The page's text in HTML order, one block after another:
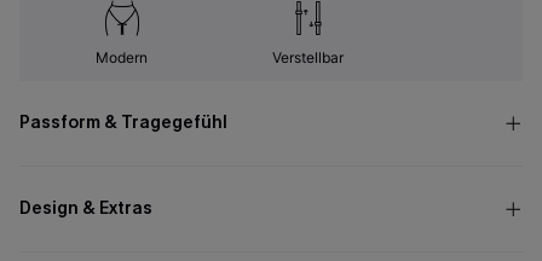
Modern Verstellbar
Passform & Tragegefühl
Design & Extras